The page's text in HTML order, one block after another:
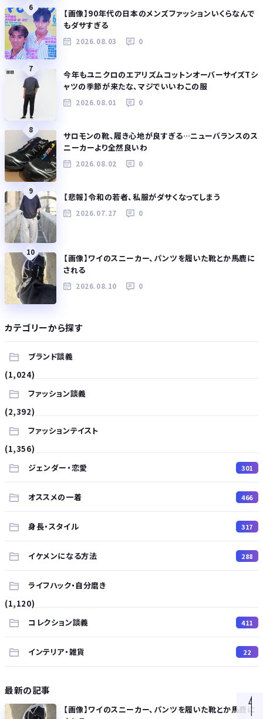
6
【画像】90年代の日本のメンズファッションいくらなんで
もダサすぎる
2026.08.03 0
7
今年もユニクロのエアリズムコットンオーバーサイズTシ
ャツの季節が来たな、マジでいいわこの服
2026.08.01 0
8
サロモンの靴、履き心地が良すぎる…ニューバランスのス
ニーカーより全然良いわ
2026.08.02 0
9
【悲報】令和の若者、私服がダサくなってしまう
2026.07.27 0
10
【画像】ワイのスニーカー、パンツを履いた靴とか馬鹿に
される
2026.08.10 0
カテゴリーから探す
ブランド談義
(1,024)
ファッション談義
(2,392)
ファッションテイスト
(1,356)
ジェンダー・恋愛
301
オススメの一着 466
身長・スタイル 317
イケメンになる方法 288
ライフハック・自分磨き
(1,120)
コレクション談義
411
インテリア・雑貨 22
最新の記事
【画像】ワイのスニーカー、パンツを履いた靴とか馬鹿に